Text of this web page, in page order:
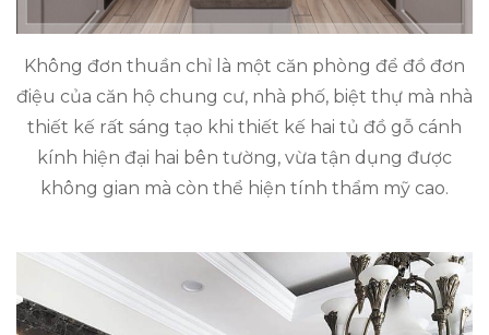
Không đơn thuần chỉ là một căn phòng để đồ đơn
điệu của căn hộ chung cư, nhà phố, biệt thự mà nhà
thiết kế rất sáng tạo khi thiết kế hai tủ đồ gỗ cánh
kính hiện đại hai bên tường, vừa tận dụng được
không gian mà còn thể hiện tính thẩm mỹ cao.